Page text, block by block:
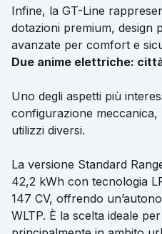
Infine, la GT-Line
dotazioni premium, design
avanzate per comfort e
Due anime elettriche:
Uno degli aspetti più
configurazione meccanica,
utilizzi diversi.
La versione Standard
42,2 kWh con tecnologia
147 CV, offrendo
WLTP. È la scelta ideale